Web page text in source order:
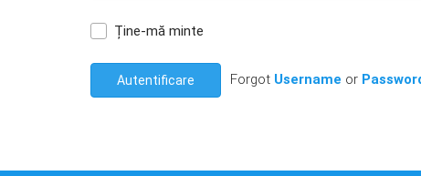
Ține-mă minte
Autentificare Forgot Username or